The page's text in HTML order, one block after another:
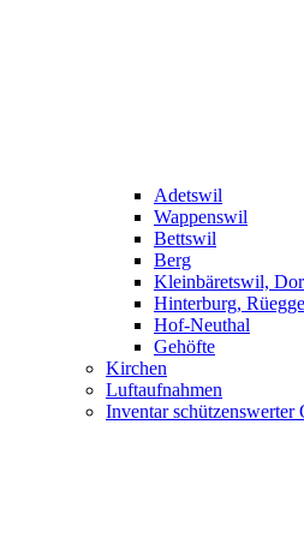
Adetswil
Wappenswil
Bettswil
Berg
Kleinbäretswil,
Hinterburg,
Hof-Neuthal
Gehöfte
Kirchen
Luftaufnahmen
Inventar schützenswerter